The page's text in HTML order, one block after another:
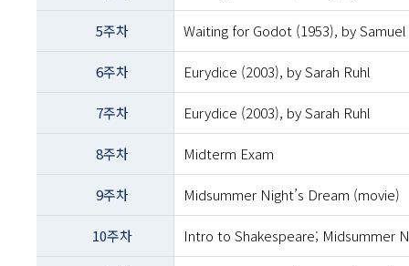
5주차 Waiting for Godot (1953), by
6주차 Eurydice (2003), by Sarah Ruhl
7주차 Eurydice (2003), by Sarah Ruhl
8주차 Midterm Exam
9주차 Midsummer Night’s Dream (movie)
10주차 Intro to Shakespeare; Midsummer